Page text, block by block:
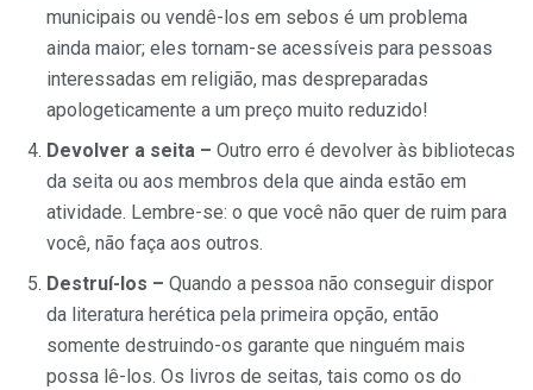
municipais ou vendê-los em sebos é um problema
ainda maior; eles tornam-se acessíveis para pessoas
interessadas em religião, mas despreparadas
apologeticamente a um preço muito reduzido!
Devolver a seita – Outro erro é devolver às bibliotecas
da seita ou aos membros dela que ainda estão em
atividade. Lembre-se: o que você não quer de ruim para
você, não faça aos outros.
Destruí-los – Quando a pessoa não conseguir dispor
da literatura herética pela primeira opção, então
somente destruindo-os garante que ninguém mais
possa lê-los. Os livros de seitas, tais como os do